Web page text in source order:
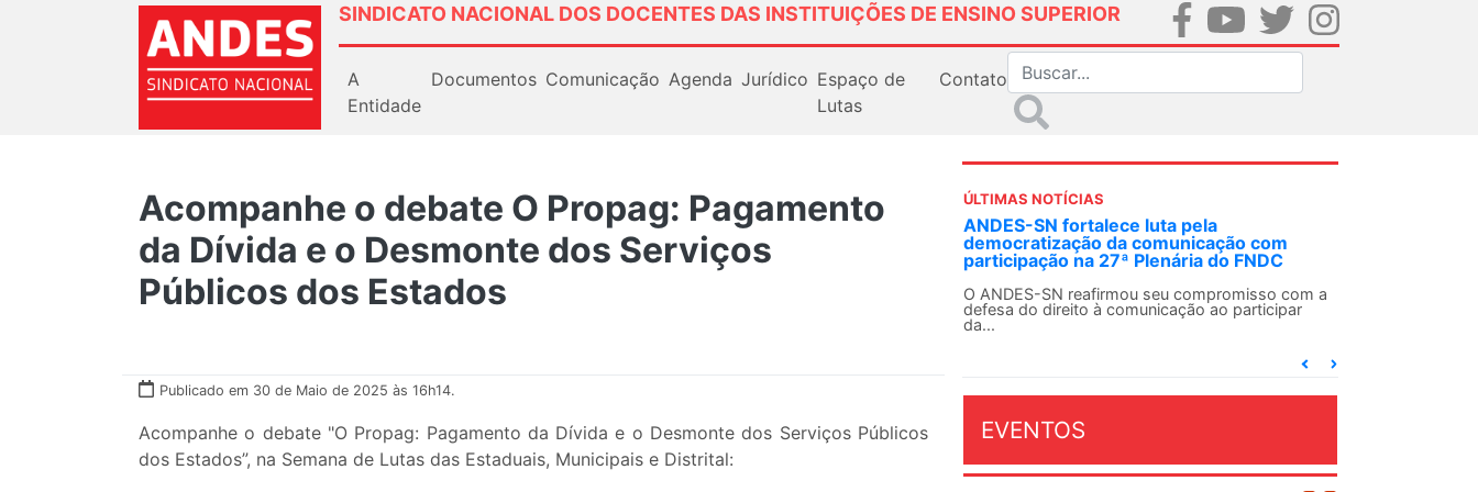
SINDICATO NACIONAL DOS DOCENTES DAS INSTITUIÇÕES DE ENSINO SUPERIOR
A
Entidade
Documentos Comunicação Agenda Jurídico Espaço de
Lutas
Contato
Acompanhe o debate O Propag: Pagamento
da Dívida e o Desmonte dos Serviços
Públicos dos Estados
Publicado em 30 de Maio de 2025 às 16h14.
Acompanhe o debate "O Propag: Pagamento da Dívida e o Desmonte dos Serviços Públicos
dos Estados”, na Semana de Lutas das Estaduais, Municipais e Distrital:
ÚLTIMAS NOTÍCIAS
ANDES-SN fortalece luta pela
democratização da comunicação com
participação na 27ª Plenária do FNDC
O ANDES-SN reafirmou seu compromisso com a
defesa do direito à comunicação ao participar
da...
EVENTOS